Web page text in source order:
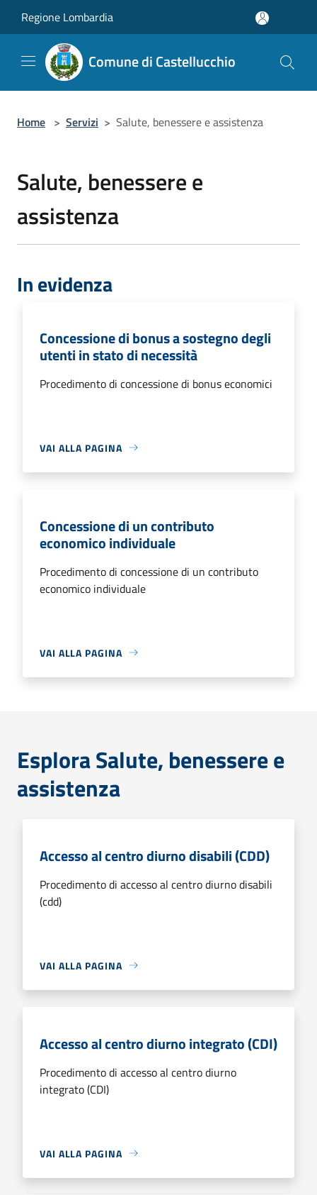
Regione Lombardia
Comune di Castellucchio
Home > Servizi > Salute, benessere e assistenza
Salute, benessere e
assistenza
In evidenza
Concessione di bonus a sostegno degli
utenti in stato di necessità
Procedimento di concessione di bonus economici
VAI ALLA PAGINA
Concessione di un contributo
economico individuale
Procedimento di concessione di un contributo
economico individuale
VAI ALLA PAGINA
Esplora Salute, benessere e
assistenza
Accesso al centro diurno disabili (CDD)
Procedimento di accesso al centro diurno disabili
(cdd)
VAI ALLA PAGINA
Accesso al centro diurno integrato (CDI)
Procedimento di accesso al centro diurno
integrato (CDI)
VAI ALLA PAGINA